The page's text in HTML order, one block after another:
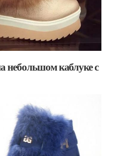
небольшом каблуке с